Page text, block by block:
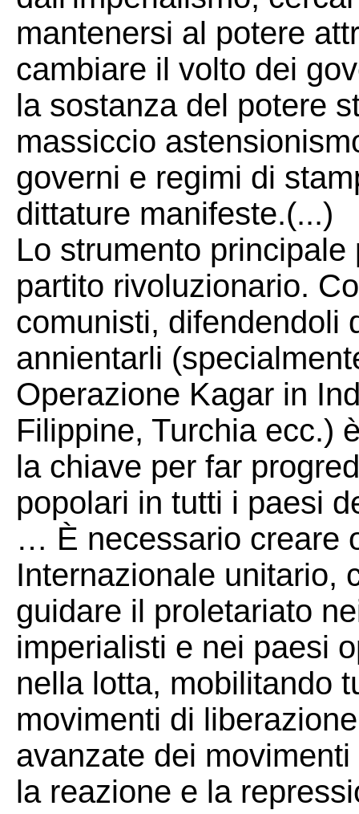
mantenersi al potere
cambiare il volto dei
la sostanza del potere
massiccio
governi e regimi di
dittature manifeste.(...)
Lo strumento
partito rivoluzionario.
comunisti, difendendoli
annientarli
Operazione Kagar in
Filippine, Turchia ecc.)
la chiave per far
popolari in tutti i paesi
… È necessario creare
Internazionale unitario,
guidare il proletariato
imperialisti e nei paesi
nella lotta, mobilitando
movimenti di
avanzate dei
la reazione e la